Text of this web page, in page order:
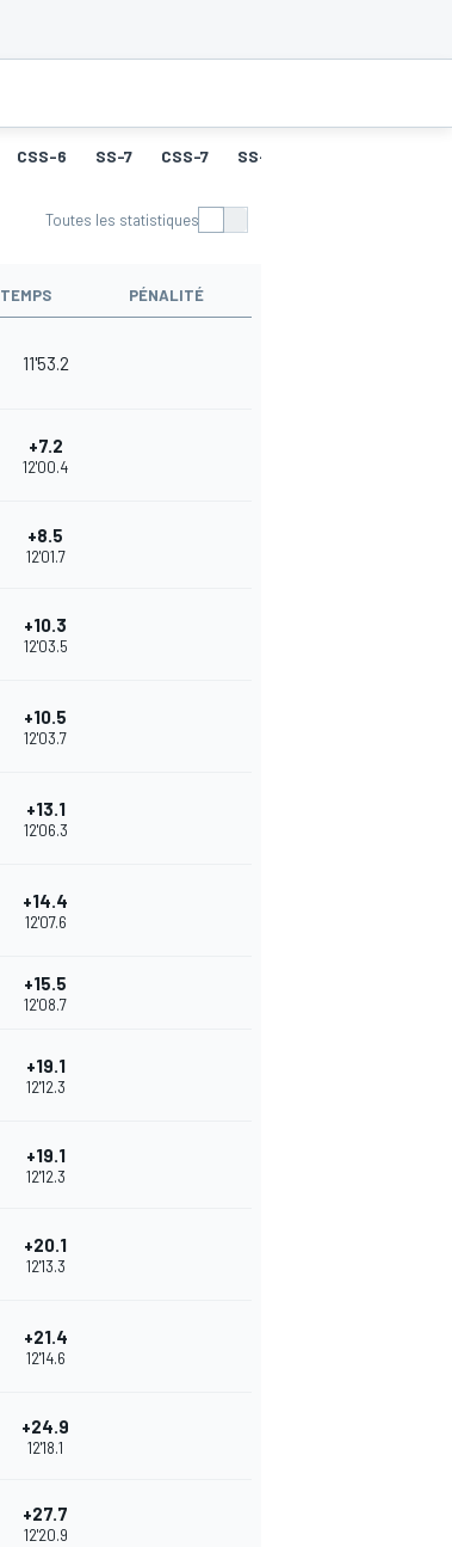
CSS-6 SS-7 CSS-7 SS-8
Toutes les statistiques
TEMPS PÉNALITÉ
11'53.2
+7.2
12'00.4
+8.5
12'01.7
+10.3
12'03.5
+10.5
12'03.7
+13.1
12'06.3
+14.4
12'07.6
+15.5
12'08.7
+19.1
12'12.3
+19.1
12'12.3
+20.1
12'13.3
+21.4
12'14.6
+24.9
12'18.1
+27.7
12'20.9